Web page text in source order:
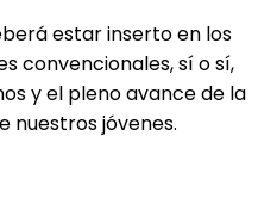
estar inserto en los
convencionales, sí o sí,
y el pleno avance de la
nuestros jóvenes.